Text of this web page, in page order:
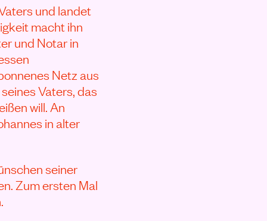
und landet
macht ihn
und Notar in
Netz aus
Vaters, das
will. An
in alter
seiner
Zum ersten Mal